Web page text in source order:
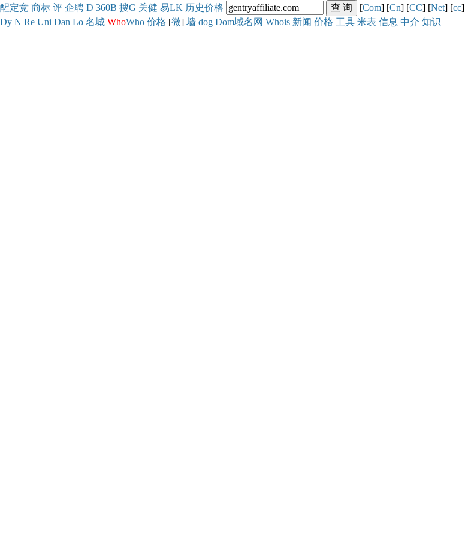
醒定竞 商标 评 企聘 D 360B 搜G 关健 易LK 历史价格 [Com] [Cn] [CC] [Net] [cc]
Dy N Re Uni Dan Lo 名城 WhoWho 价格 [微] 墙 dog Dom域名网 Whois 新闻 价格 工具 米表 信息 中介 知识